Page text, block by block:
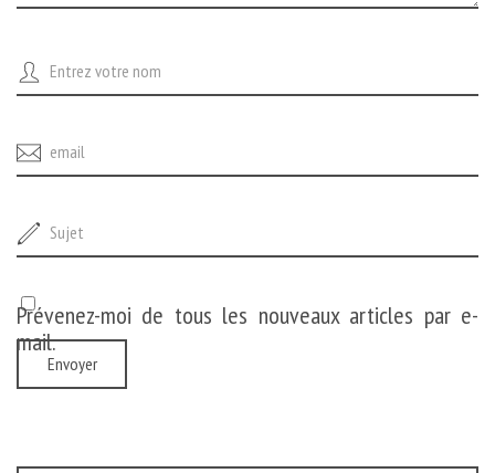
Prévenez-moi de tous les nouveaux articles par e-
mail.